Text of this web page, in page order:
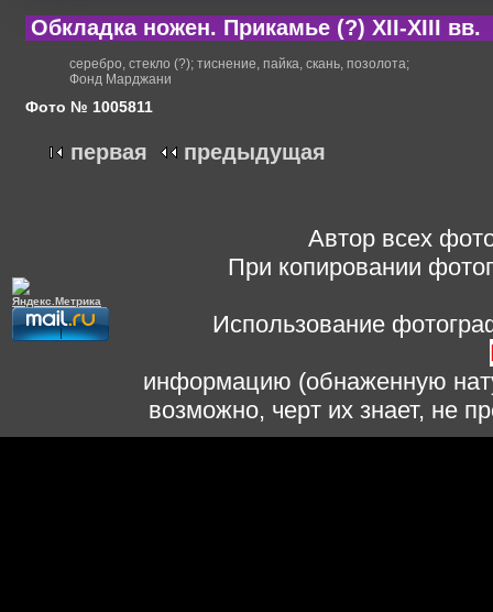
Обкладка ножен. Прикамье (?) XII-XIII вв.
серебро, стекло (?); тиснение, пайка, скань, позолота;
Фонд Марджани
Фото № 1005811
первая предыдущая
Автор всех
При копировании
Использование
информацию (обнаженную
возможно, черт их знает, не